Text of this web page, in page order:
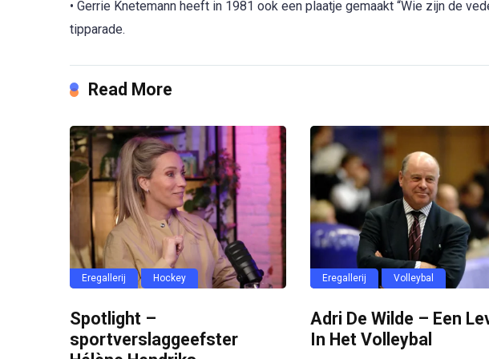
• Gerrie Knetemann heeft in 1981 ook een plaatje gemaakt “Wie zijn de
tipparade.
Read More
Eregallerij Hockey
Spotlight –
sportverslaggeefster
Eregallerij Volleybal
Adri De Wilde – Een
In Het Volleybal